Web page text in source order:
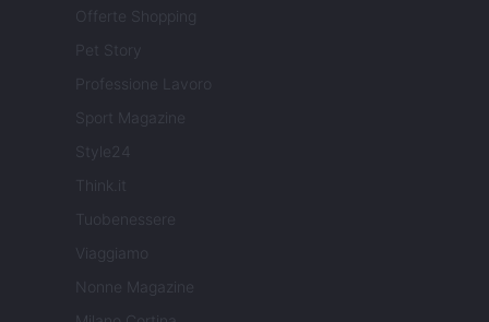
Offerte Shopping
Pet Story
Professione Lavoro
Sport Magazine
Style24
Think.it
Tuobenessere
Viaggiamo
Nonne Magazine